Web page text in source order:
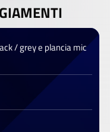
/ grey e plancia mic